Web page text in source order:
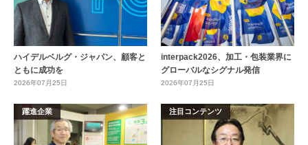
ハイデルベルグ・ジャパン、顧客と
ともに成功を
2026年07月25日
interpack2026、加工・包装業界に
グローバルなシグナル発信
2026年07月25日
躍進企業 注目コンテンツ